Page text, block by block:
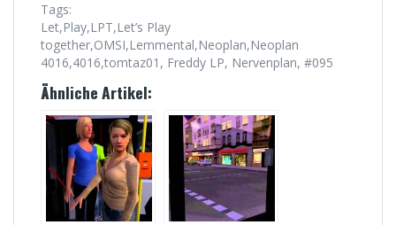
Tags:
Let,Play,LPT,Let’s Play
together,OMSI,Lemmental,Neoplan,Neoplan
4016,4016,tomtaz01, Freddy LP, Nervenplan, #095
Ähnliche Artikel: